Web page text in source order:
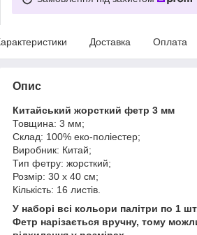
Доставка Оплата
Опис
Китайський жорсткий фетр 3 мм
Товщина: 3 мм;
Склад: 100% еко-поліестер;
Виробник: Китай;
Тип фетру: жорсткий;
Розмір: 30 х 40 см;
Кількість: 16 листів.
У наборі всі кольори палітри по 1
Фетр нарізається вручну, тому